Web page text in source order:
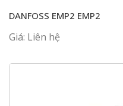
DANFOSS EMP2 EMP2
Giá: Liên hệ